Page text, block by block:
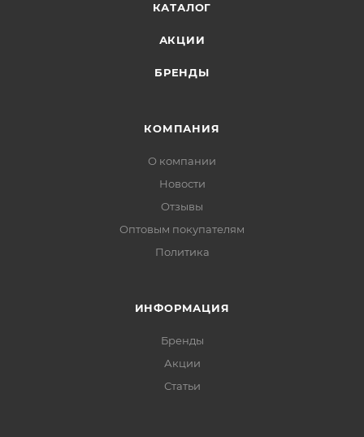
КАТАЛОГ
АКЦИИ
БРЕНДЫ
КОМПАНИЯ
О компании
Новости
Отзывы
Оптовым покупателям
Политика
ИНФОРМАЦИЯ
Бренды
Акции
Статьи